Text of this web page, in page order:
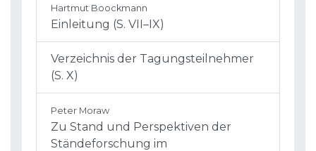
Hartmut Boockmann
Einleitung (S. VII–IX)
Verzeichnis der Tagungsteilnehmer
(S. X)
Peter Moraw
Zu Stand und Perspektiven der
Ständeforschung im